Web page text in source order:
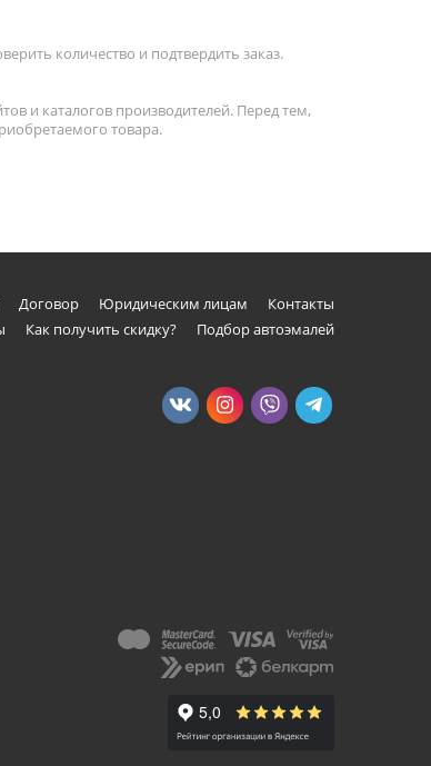
количество и подтвердить заказ.
и каталогов производителей. Перед тем,
товара.
Договор Юридическим лицам
Контакты
Как получить скидку? Подбор автоэмалей